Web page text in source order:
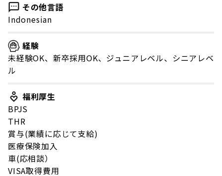
その他言語
Indonesian
経験
未経験OK、新卒採用OK、ジュニアレベル、シニアレベ
ル
福利厚生
BPJS
THR
賞与(業績に応じて支給)
医療保険加入
車(応相談）
VISA取得費用